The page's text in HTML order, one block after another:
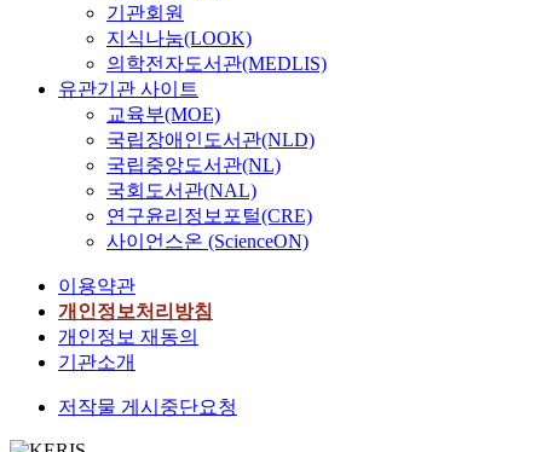
기관회원
지식나눔(LOOK)
의학전자도서관(MEDLIS)
유관기관 사이트
교육부(MOE)
국립장애인도서관(NLD)
국립중앙도서관(NL)
국회도서관(NAL)
연구윤리정보포털(CRE)
사이언스온 (ScienceON)
이용약관
개인정보처리방침
개인정보 재동의
기관소개
저작물 게시중단요청